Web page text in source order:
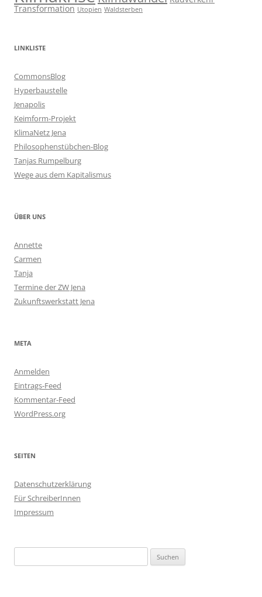
Transformation Utopien Waldsterben
LINKLISTE
CommonsBlog
Hyperbaustelle
Jenapolis
Keimform-Projekt
KlimaNetz Jena
Philosophenstübchen-Blog
Tanjas Rumpelburg
Wege aus dem Kapitalismus
ÜBER UNS
Annette
Carmen
Tanja
Termine der ZW Jena
Zukunftswerkstatt Jena
META
Anmelden
Eintrags-Feed
Kommentar-Feed
WordPress.org
SEITEN
Datenschutzerklärung
Für SchreiberInnen
Impressum
nach: